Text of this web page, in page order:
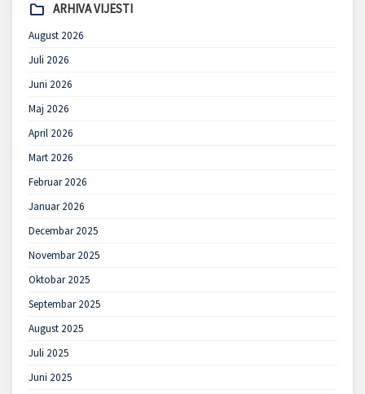
ARHIVA VIJESTI
August 2026
Juli 2026
Juni 2026
Maj 2026
April 2026
Mart 2026
Februar 2026
Januar 2026
Decembar 2025
Novembar 2025
Oktobar 2025
Septembar 2025
August 2025
Juli 2025
Juni 2025